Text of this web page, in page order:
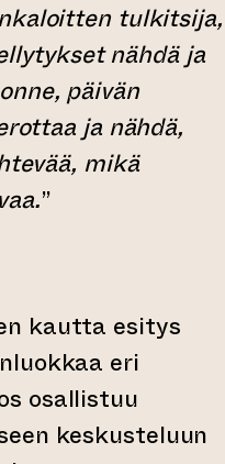
tulkitsija,
nähdä ja
päivän
ja nähdä,
mikä
”
kautta esitys
eri
osallistuu
keskusteluun